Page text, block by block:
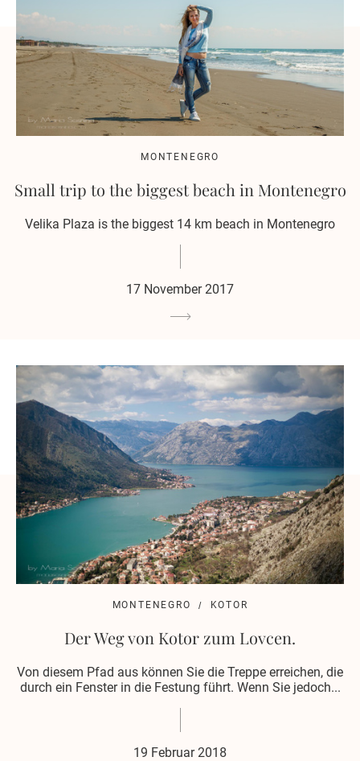
MONTENEGRO
Small trip to the biggest beach in Montenegro
Velika Plaza is the biggest 14 km beach in Montenegro
17 November 2017
MONTENEGRO KOTOR
Der Weg von Kotor zum Lovcen.
Von diesem Pfad aus können Sie die Treppe erreichen, die
durch ein Fenster in die Festung führt. Wenn Sie jedoch...
19 Februar 2018